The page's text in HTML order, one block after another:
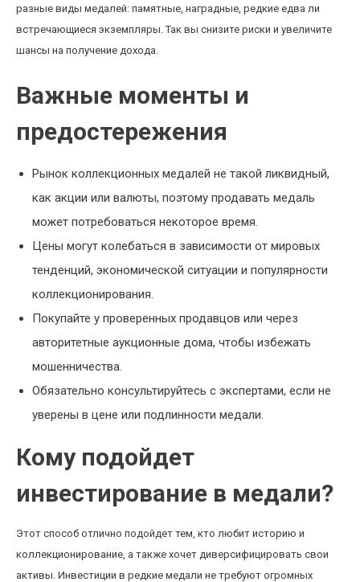
разные виды медалей: памятные, наградные, редкие едва ли
встречающиеся экземпляры. Так вы снизите риски и увеличите
шансы на получение дохода.
Важные моменты и
предостережения
Рынок коллекционных медалей не такой ликвидный,
как акции или валюты, поэтому продавать медаль
может потребоваться некоторое время.
Цены могут колебаться в зависимости от мировых
тенденций, экономической ситуации и популярности
коллекционирования.
Покупайте у проверенных продавцов или через
авторитетные аукционные дома, чтобы избежать
мошенничества.
Обязательно консультируйтесь с экспертами, если не
уверены в цене или подлинности медали.
Кому подойдет
инвестирование в медали?
Этот способ отлично подойдет тем, кто любит историю и
коллекционирование, а также хочет диверсифицировать свои
активы. Инвестиции в редкие медали не требуют огромных